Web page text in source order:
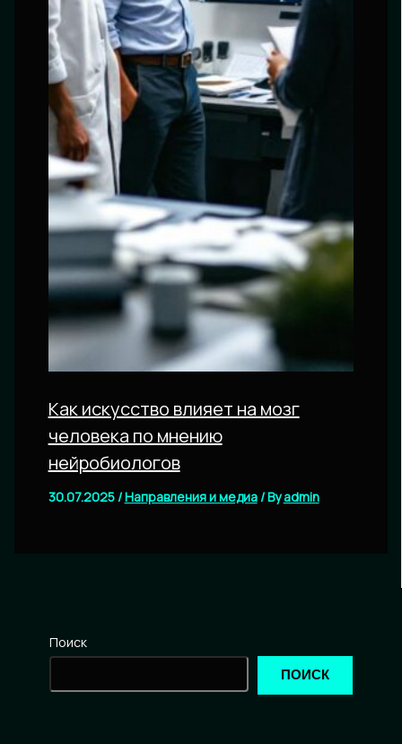
Как искусство влияет на мозг
человека по мнению
нейробиологов
30.07.2025 /Направления и медиа/ Byadmin
Поиск
ПОИСК